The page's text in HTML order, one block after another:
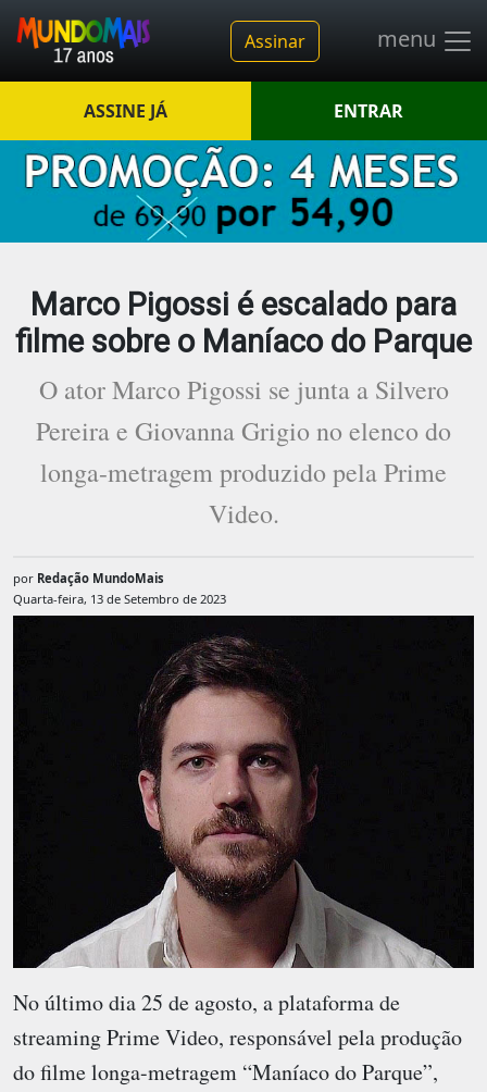
Assinar menu
ASSINE JÁ ENTRAR
Marco Pigossi é escalado para
filme sobre o Maníaco do Parque
O ator Marco Pigossi se junta a Silvero
Pereira e Giovanna Grigio no elenco do
longa-metragem produzido pela Prime
Video.
por Redação MundoMais
Quarta-feira, 13 de Setembro de 2023
No último dia 25 de agosto, a plataforma de
streaming Prime Video, responsável pela produção
do filme longa-metragem “Maníaco do Parque”,